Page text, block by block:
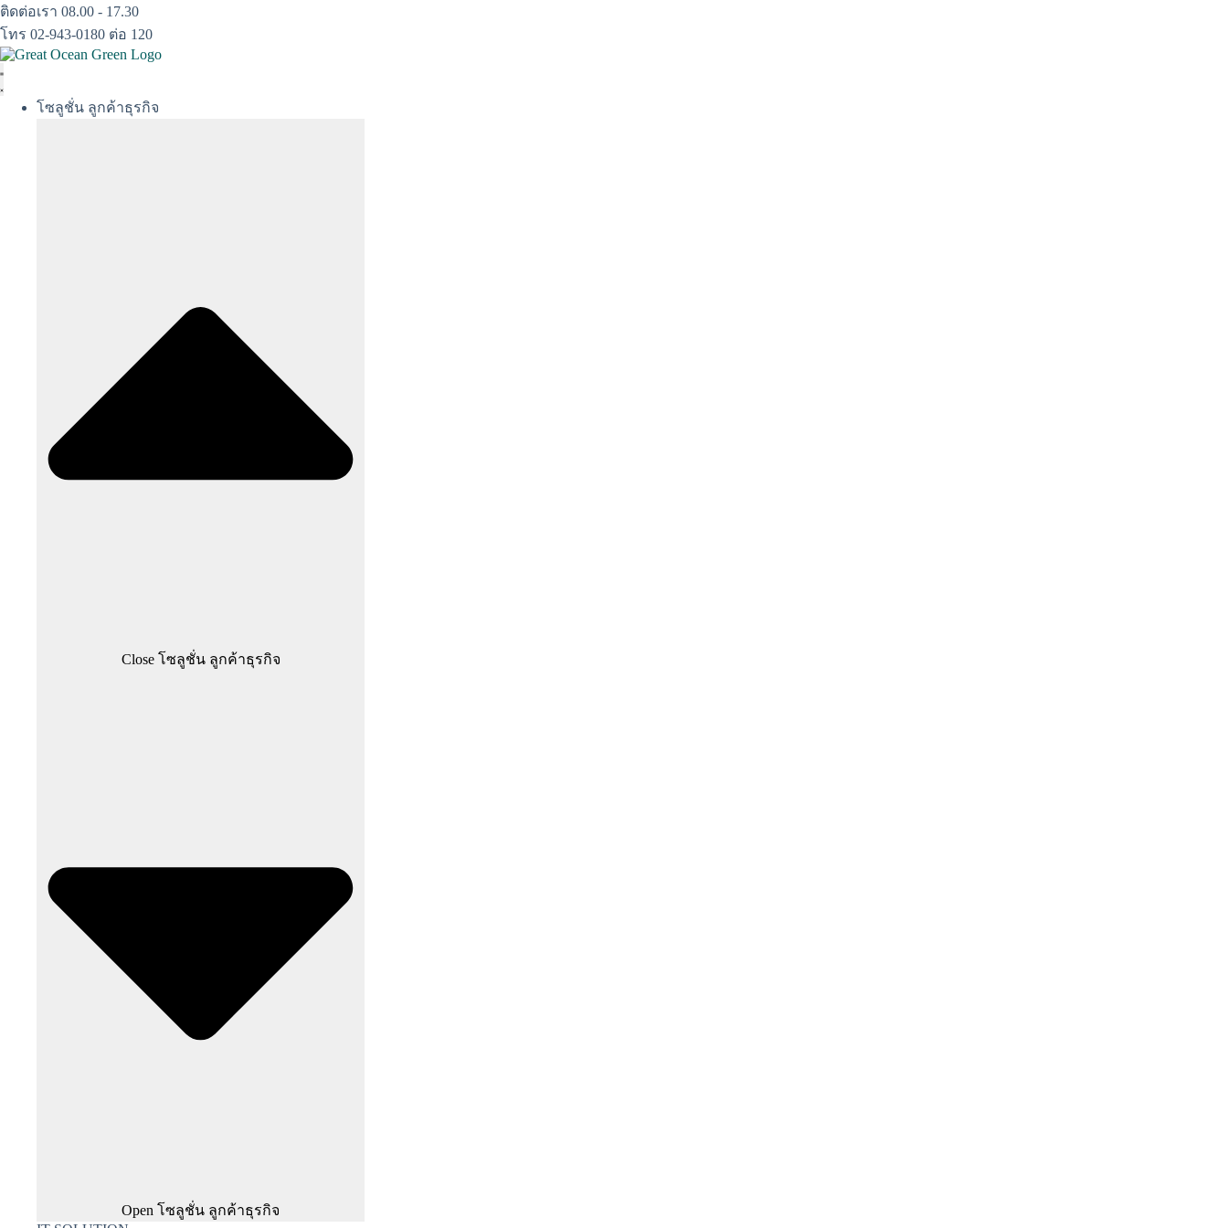
Skip
to
content
ติดต่อเรา 08.00 - 17.30
โทร 02-943-0180 ต่อ 120
โซลูชั่น ลูกค้าธุรกิจ
Close โซลูชั่น ลูกค้าธุรกิจ
Open โซลูชั่น ลูกค้าธุรกิจ